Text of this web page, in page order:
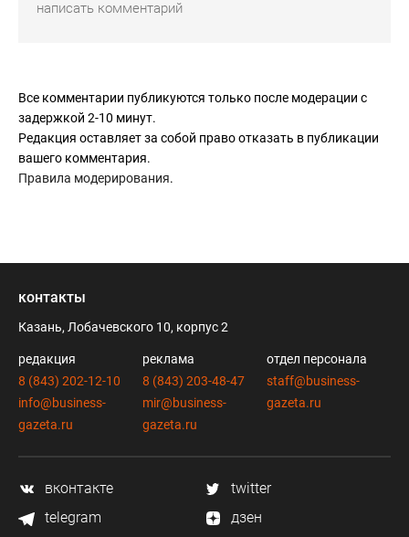
Все комментарии публикуются только после модерации с
задержкой 2-10 минут.
Редакция оставляет за собой право отказать в публикации
вашего комментария.
Правила модерирования.
контакты
Казань, Лобачевского 10, корпус 2
редакция
8 (843) 202-12-10
info@business-
gazeta.ru
реклама
8 (843) 203-48-47
mir@business-
gazeta.ru
отдел персонала
staff@business-
gazeta.ru
вконтакте
twitter
telegram
дзен